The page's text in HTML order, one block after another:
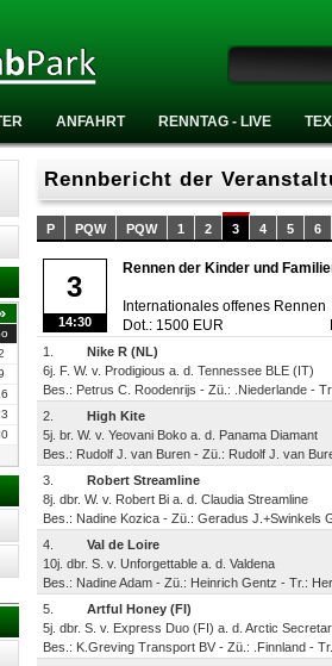
ANFAHRT RENNTAG - LIVE
Rennbericht der
P PQW PQW 1 2 3 4 5 6
3
14:30
Rennen der Kinder und
Internationales offenes Rennen
Dot.: 1500 EUR
1.
Nike R (NL)
6j. F. W. v. Prodigious a. d. Tennessee BLE (IT)
Bes.: Petrus C. Roodenrijs - Zü.: .Niederlande -
2.
High Kite
5j. br. W. v. Yeovani Boko a. d. Panama Diamant
Bes.: Rudolf J. van Buren - Zü.: Rudolf J. van
3.
Robert Streamline
8j. dbr. W. v. Robert Bi a. d. Claudia Streamline
Bes.: Nadine Kozica - Zü.: Geradus J.+Swinkels
4.
Val de Loire
10j. dbr. S. v. Unforgettable a. d. Valdena
Bes.: Nadine Adam - Zü.: Heinrich Gentz - Tr.:
5.
Artful Honey (FI)
5j. dbr. S. v. Express Duo (FI) a. d. Arctic
Bes.: K.Greving Transport BV - Zü.: .Finnland -